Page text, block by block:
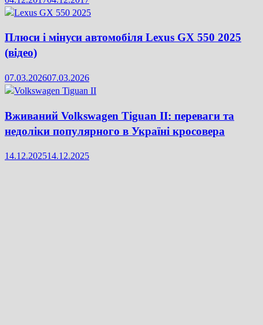
Плюси і мінуси автомобіля Lexus GX 550 2025
(відео)
07.03.202607.03.2026
Вживаний Volkswagen Tiguan II: переваги та
недоліки популярного в Україні кросовера
14.12.202514.12.2025